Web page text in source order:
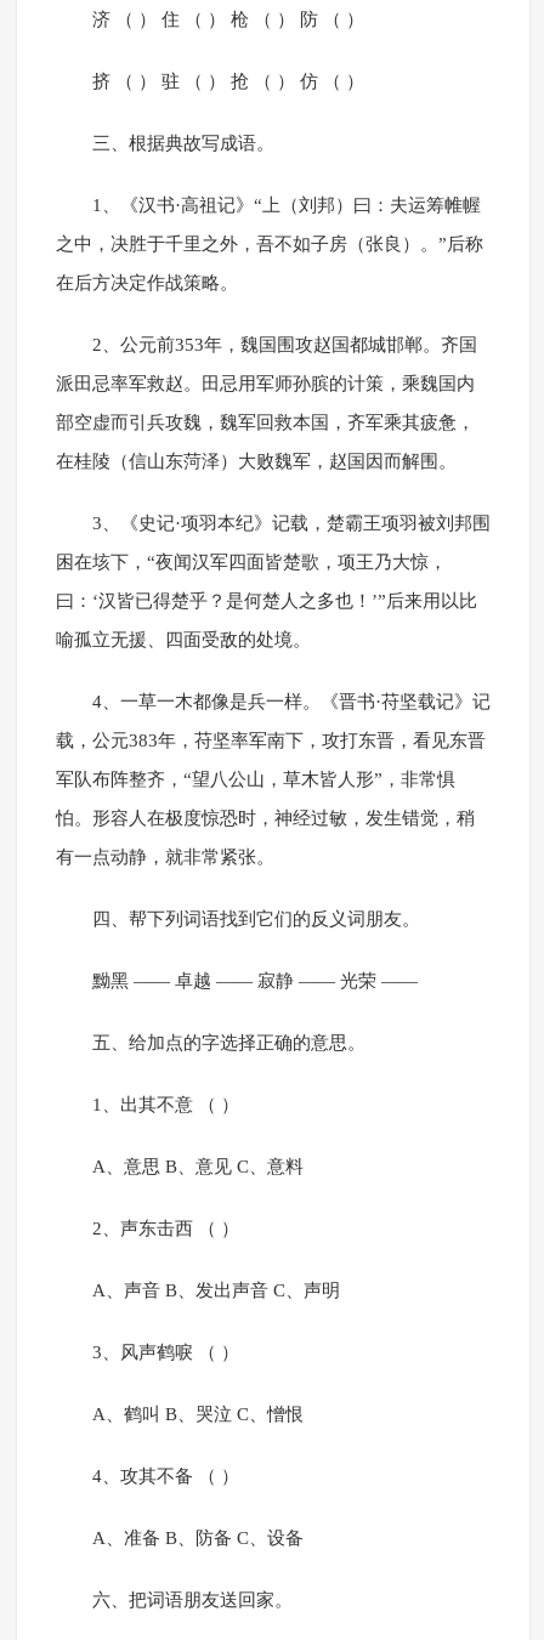
济 （ ） 住 （ ） 枪 （ ） 防 （ ）
挤 （ ） 驻 （ ） 抢 （ ） 仿 （ ）
三、根据典故写成语。
1、《汉书·高祖记》“上（刘邦）曰：夫运筹帷幄
之中，决胜于千里之外，吾不如子房（张良）。”后称
在后方决定作战策略。
2、公元前353年，魏国围攻赵国都城邯郸。齐国
派田忌率军救赵。田忌用军师孙膑的计策，乘魏国内
部空虚而引兵攻魏，魏军回救本国，齐军乘其疲惫，
在桂陵（信山东菏泽）大败魏军，赵国因而解围。
3、《史记·项羽本纪》记载，楚霸王项羽被刘邦围
困在垓下，“夜闻汉军四面皆楚歌，项王乃大惊，
曰：‘汉皆已得楚乎？是何楚人之多也！’”后来用以比
喻孤立无援、四面受敌的处境。
4、一草一木都像是兵一样。《晋书·苻坚载记》记
载，公元383年，苻坚率军南下，攻打东晋，看见东晋
军队布阵整齐，“望八公山，草木皆人形”，非常惧
怕。形容人在极度惊恐时，神经过敏，发生错觉，稍
有一点动静，就非常紧张。
四、帮下列词语找到它们的反义词朋友。
黝黑 —— 卓越 —— 寂静 —— 光荣 ——
五、给加点的字选择正确的意思。
1、出其不意 （ ）
A、意思 B、意见 C、意料
2、声东击西 （ ）
A、声音 B、发出声音 C、声明
3、风声鹤唳 （ ）
A、鹤叫 B、哭泣 C、憎恨
4、攻其不备 （ ）
A、准备 B、防备 C、设备
六、把词语朋友送回家。